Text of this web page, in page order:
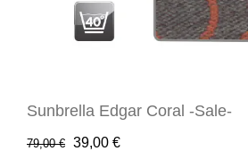
Sunbrella Edgar Coral -Sale-
79,00€ Ursprünglicher
39,00 €Aktueller